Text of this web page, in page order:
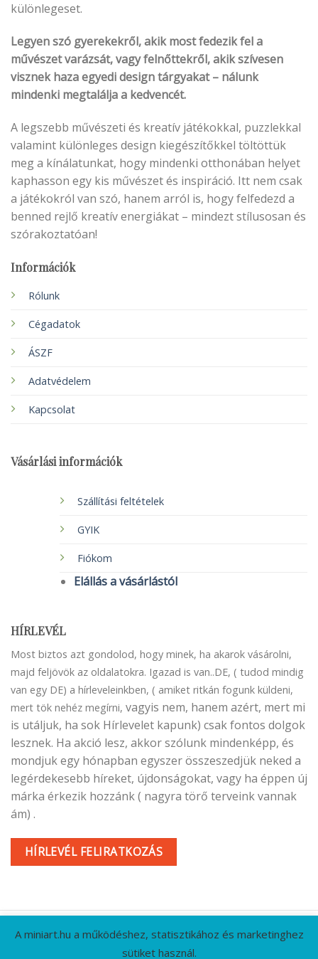
különlegeset.
Legyen szó gyerekekről, akik most fedezik fel a
művészet varázsát, vagy felnőttekről, akik szívesen
visznek haza egyedi design tárgyakat – nálunk
mindenki megtalálja a kedvencét.
A legszebb művészeti és kreatív játékokkal, puzzlekkal
valamint különleges design kiegészítőkkel töltöttük
meg a kínálatunkat, hogy mindenki otthonában helyet
kaphasson egy kis művészet és inspiráció. Itt nem csak
a játékokról van szó, hanem arról is, hogy felfedezd a
benned rejlő kreatív energiákat – mindezt stílusosan és
szórakoztatóan!
Információk
Rólunk
Cégadatok
ÁSZF
Adatvédelem
Kapcsolat
Vásárlási információk
Szállítási feltételek
GYIK
Fiókom
Elállás a vásárlástól
HÍRLEVÉL
Most biztos azt gondolod, hogy minek, ha akarok vásárolni,
majd feljövök az oldalatokra. Igazad is van..DE, ( tudod mindig
van egy DE) a hírleveleinkben, ( amiket ritkán fogunk küldeni,
mert tök nehéz megírni, vagyis nem, hanem azért, mert mi
is utáljuk, ha sok Hírlevelet kapunk) csak fontos dolgok
lesznek. Ha akció lesz, akkor szólunk mindenképp, és
mondjuk egy hónapban egyszer összeszedjük neked a
legérdekesebb híreket, újdonságokat, vagy ha éppen új
márka érkezik hozzánk ( nagyra törő terveink vannak
ám) .
HÍRLEVÉL FELIRATKOZÁS
A miniart.hu a működéshez, statisztikához és marketinghez
sütiket használ.